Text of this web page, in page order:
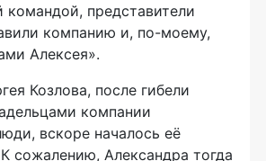
командой, представители
компанию и, по-моему,
Алексея».
Козлова, после гибели
компании
вскоре началось её
сожалению, Александра тогда